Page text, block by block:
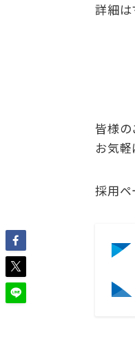
詳細は
皆様の
お気
採用ペ